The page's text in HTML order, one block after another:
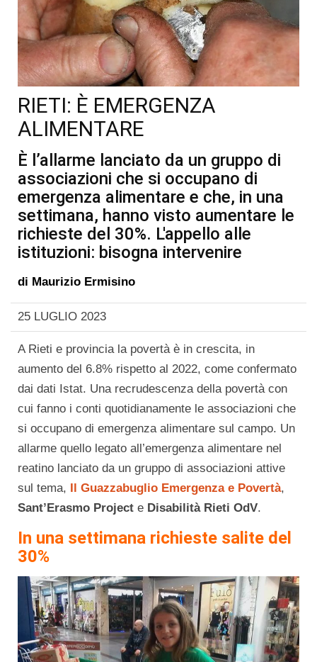
RIETI: È EMERGENZA
ALIMENTARE
È l’allarme lanciato da un gruppo di
associazioni che si occupano di
emergenza alimentare e che, in una
settimana, hanno visto aumentare le
richieste del 30%. L'appello alle
istituzioni: bisogna intervenire
di Maurizio Ermisino
25 LUGLIO 2023
A Rieti e provincia la povertà è in crescita, in
aumento del 6.8% rispetto al 2022, come confermato
dai dati Istat. Una recrudescenza della povertà con
cui fanno i conti quotidianamente le associazioni che
si occupano di emergenza alimentare sul campo. Un
allarme quello legato all’emergenza alimentare nel
reatino lanciato da un gruppo di associazioni attive
sul tema,
Il Guazzabuglio Emergenza e Povertà,
Sant’Erasmo Project e Disabilità Rieti OdV.
In una settimana richieste salite del
30%